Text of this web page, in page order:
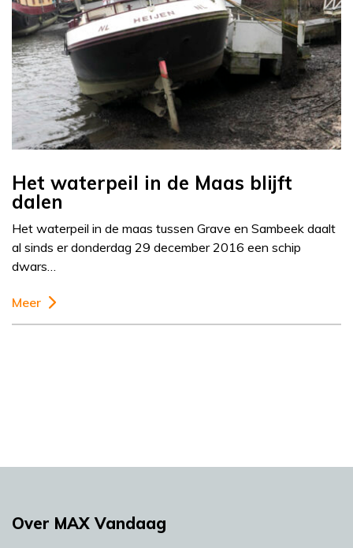
Het waterpeil in de Maas blijft
dalen
Het waterpeil in de maas tussen Grave en Sambeek daalt
al sinds er donderdag 29 december 2016 een schip
dwars…
Meer
Over MAX Vandaag